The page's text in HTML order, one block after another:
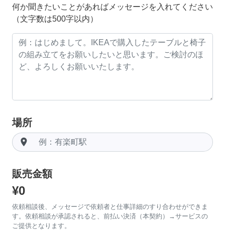
何か聞きたいことがあればメッセージを入れてください
（文字数は500字以内）
場所
room
販売金額
¥0
依頼相談後、メッセージで依頼者と仕事詳細のすり合わせができま
す。依頼相談が承認されると、前払い決済（本契約）→サービスの
ご提供となります。